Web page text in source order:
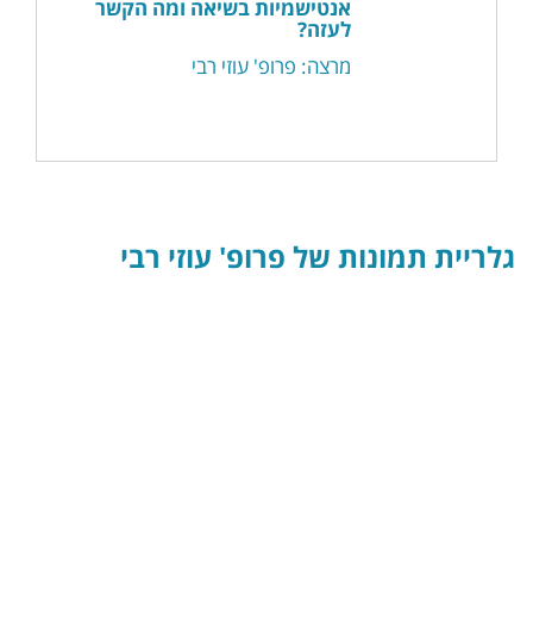
אנטישמיות בשיאה ומה הקשר
לעזה?
מרצה: פרופ' עוזי רבי
גלריית תמונות של פרופ' עוזי רבי